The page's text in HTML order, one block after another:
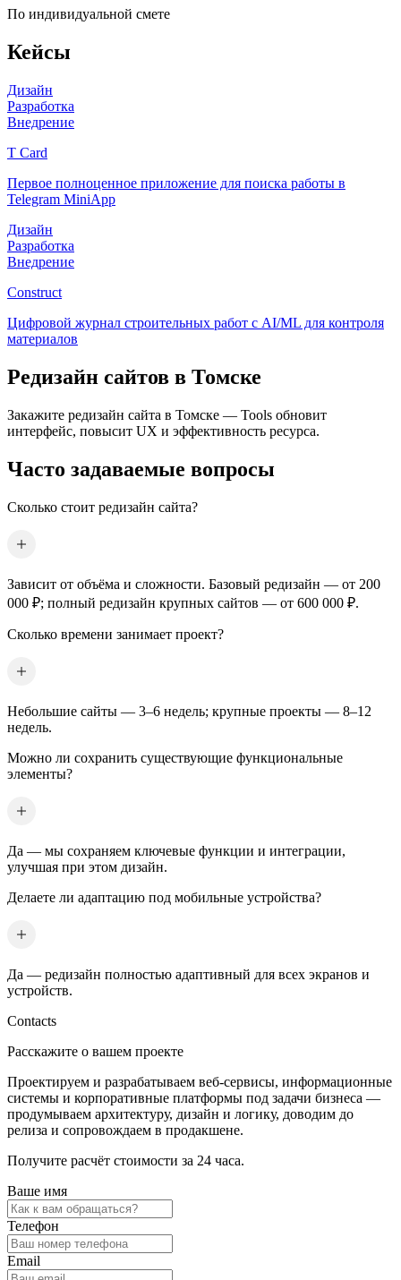
По индивидуальной смете
Кейсы
Дизайн
Разработка
Внедрение
T Card
Первое полноценное приложение для поиска работы в
Telegram MiniApp
Дизайн
Разработка
Внедрение
Construct
Цифровой журнал строительных работ с AI/ML для контроля
материалов
Редизайн сайтов в Томске
Закажите редизайн сайта в Томске — Tools обновит
интерфейс, повысит UX и эффективность ресурса.
Часто задаваемые вопросы
Сколько стоит редизайн сайта?
Зависит от объёма и сложности. Базовый редизайн — от 200
000 ₽; полный редизайн крупных сайтов — от 600 000 ₽.
Сколько времени занимает проект?
Небольшие сайты — 3–6 недель; крупные проекты — 8–12
недель.
Можно ли сохранить существующие функциональные
элементы?
Да — мы сохраняем ключевые функции и интеграции,
улучшая при этом дизайн.
Делаете ли адаптацию под мобильные устройства?
Да — редизайн полностью адаптивный для всех экранов и
устройств.
Contacts
Расскажите о вашем проекте
Проектируем и разрабатываем веб-сервисы, информационные
системы и корпоративные платформы под задачи бизнеса —
продумываем архитектуру, дизайн и логику, доводим до
релиза и сопровождаем в продакшене.
Получите расчёт стоимости за 24 часа.
Ваше имя
Телефон
Email